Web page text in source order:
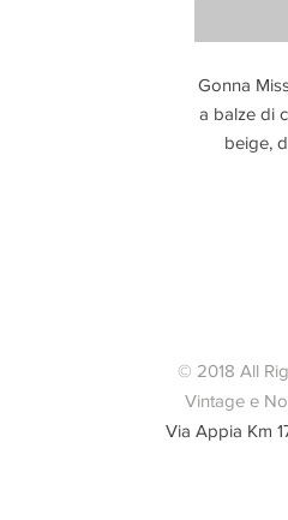
Gonna
a balze di
beige,
© 2018 All
Vintage e
Via Appia Km